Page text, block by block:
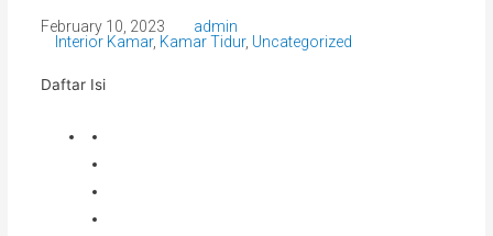
February 10, 2023
admin
Interior Kamar, Kamar Tidur, Uncategorized
Daftar Isi